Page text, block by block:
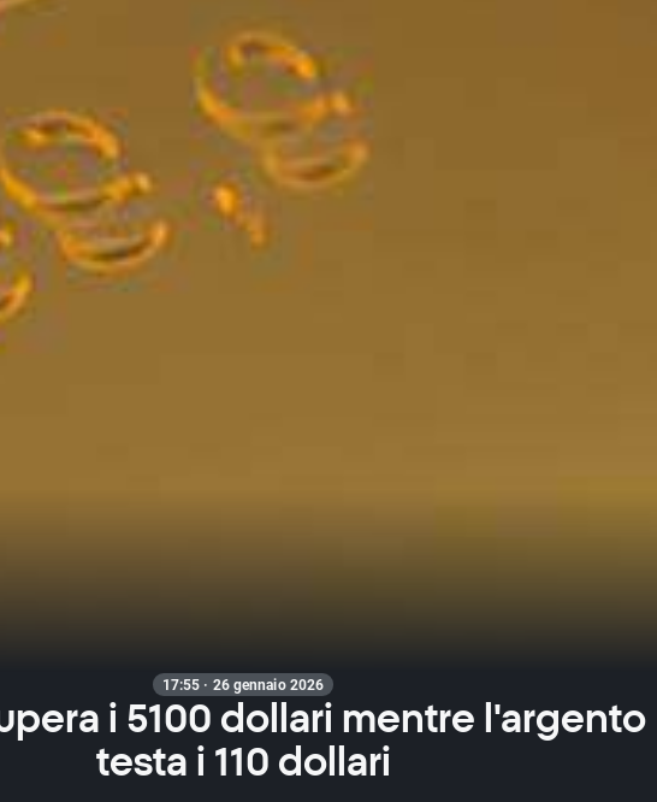
17:55 · 26 gennaio 2026
i 5100 dollari mentre l'argento
testa i 110 dollari